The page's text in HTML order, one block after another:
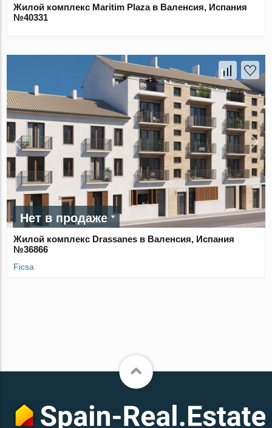
Жилой комплекс Maritim Plaza в Валенсия, Испания
№40331
Нет в продаже
Жилой комплекс Drassanes в Валенсия, Испания
№36866
Ficsa